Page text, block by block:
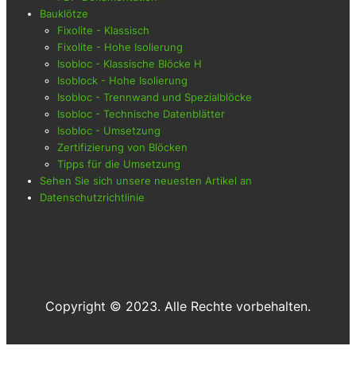
Bauklötze
Fixolite - Klassisch
Fixolite - Hohe Isolierung
Isobloc - Klassische Blöcke H
Isoblock - Hohe Isolierung
Isobloc - Trennwand und Spezialblöcke
Isobloc - Technische Datenblätter
Isobloc - Umsetzung
Zertifizierung von Blöcken
Tipps für die Umsetzung
Sehen Sie sich unsere neuesten Artikel an
Datenschutzrichtlinie
Copyright © 2023. Alle Rechte vorbehalten.